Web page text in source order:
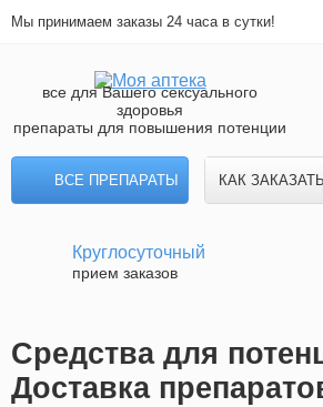
Мы принимаем заказы 24 часа в сутки!
все для Вашего сексуального
здоровья
препараты для повышения потенции
ВСЕ ПРЕПАРАТЫ КАК ЗАКАЗАТЬ
Круглосуточный
прием заказов
Средства для
Доставка